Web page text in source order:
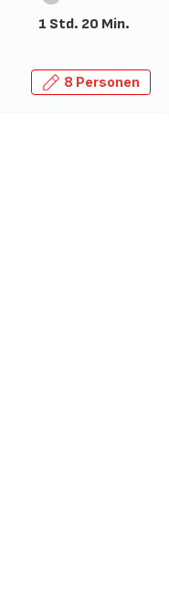
1 Std. 20 Min.
8 Personen